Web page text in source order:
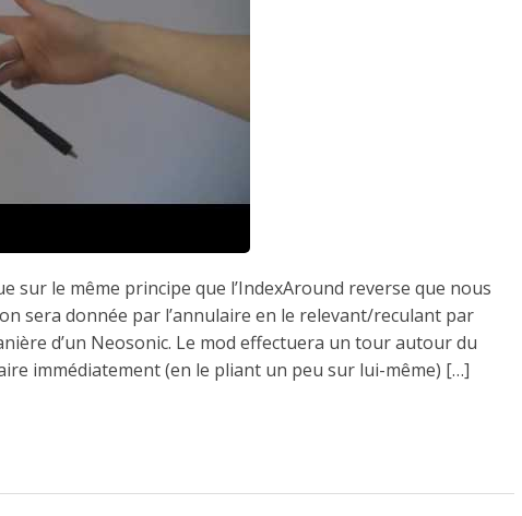
sur le même principe que l’IndexAround reverse que nous
sera donnée par l’annulaire en le relevant/reculant par
d’un Neosonic. Le mod effectuera un tour autour du
immédiatement (en le pliant un peu sur lui-même) […]